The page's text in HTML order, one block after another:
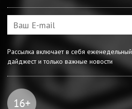
Рассылка включает в себя еженедельный
дайджест и только важные новости